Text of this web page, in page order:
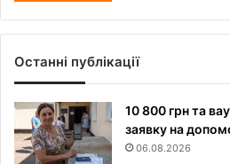
Останні публікації
10 800 грн та
заявку на
06.08.2026